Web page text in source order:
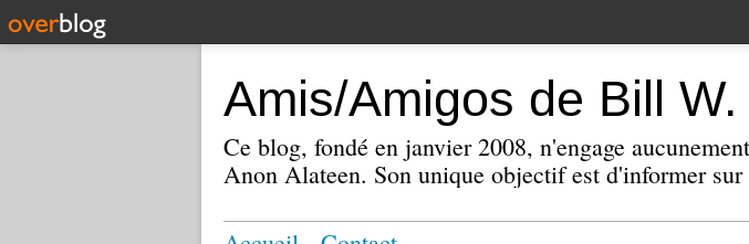
Amis/Amigos de Bill
Ce blog, fondé en janvier 2008, n'engage
Anon Alateen. Son unique objectif est d'informer